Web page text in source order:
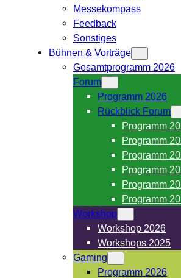
Messekompass
Feedback
Sonstiges
Bühnen & Vorträge
Gesamtprogramm 2026
Forum
Programm 2026
Rückblick Forum
Programm
Programm
Programm
Programm
Programm
Programm
Workshop
Workshop 2026
Workshops 2025
Gaming
Programm 2026